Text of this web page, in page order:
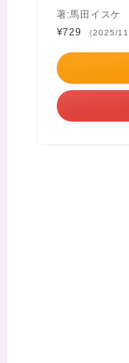
著:馬田イスケ
¥729
（2025/